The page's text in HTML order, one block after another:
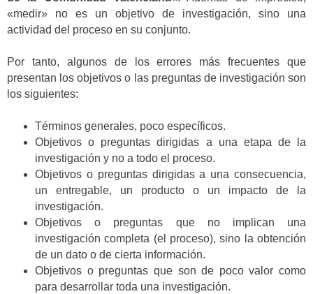
«medir» no es un objetivo de investigación, sino una
actividad del proceso en su conjunto.
Por tanto, algunos de los errores más frecuentes que
presentan los objetivos o las preguntas de investigación son
los siguientes:
Términos generales, poco específicos.
Objetivos o preguntas dirigidas a una etapa de la
investigación y no a todo el proceso.
Objetivos o preguntas dirigidas a una consecuencia,
un entregable, un producto o un impacto de la
investigación.
Objetivos o preguntas que no implican una
investigación completa (el proceso), sino la obtención
de un dato o de cierta información.
Objetivos o preguntas que son de poco valor como
para desarrollar toda una investigación.